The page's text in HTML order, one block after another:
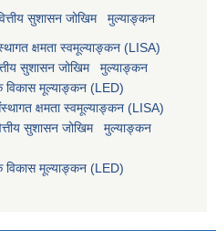
सुशासन जोखिम मुल्याङ्कन
क्षमता स्वमूल्याङ्कन (LISA)
सुशासन जोखिम मुल्याङ्कन
विकास मूल्याङ्कन (LED)
क्षमता स्वमूल्याङ्कन (LISA)
सुशासन जोखिम मुल्याङ्कन
विकास मूल्याङ्कन (LED)